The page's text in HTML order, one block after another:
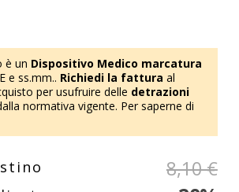
è un Dispositivo Medico marcatura
e ss.mm.. Richiedi la fattura al
per usufruire delle detrazioni
normativa vigente. Per saperne di
8,10 €